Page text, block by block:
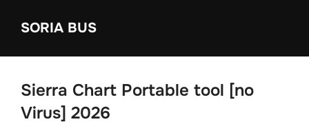
SORIA BUS
Sierra Chart Portable tool [no
Virus] 2026